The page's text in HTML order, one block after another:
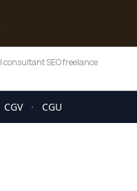
consultant SEO freelance
CGV · CGU